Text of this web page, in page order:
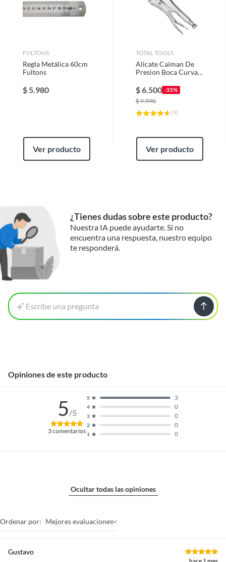
FULTONS
Regla Metálica 60cm
Fultons
$5.980
Ver producto
TOTAL TOOLS
Alicate Caiman De
Presion Boca Curva
$6.500 -35%
$9.990
(9)
Ver producto
¿Tienes dudas sobre este producto?
Nuestra IA puede ayudarte. Si no
encuentra una respuesta, nuestro equipo
te responderá.
Escribe una pregunta
Opiniones de este producto
5/5
3comentarios 1 0
2 0
3 0
4 0
5 3
Ocultar todas las opiniones
Ordenar por: Mejores evaluaciones
Gustavo